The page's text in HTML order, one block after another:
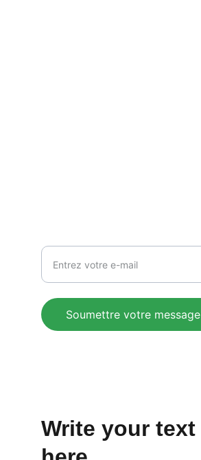
Soumettre votre message
Write your text